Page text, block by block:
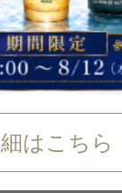
はこちら